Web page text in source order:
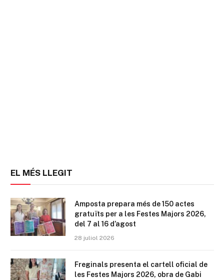
EL MÉS LLEGIT
Amposta prepara més de 150 actes
gratuïts per a les Festes Majors 2026,
del 7 al 16 d’agost
28 juliol 2026
Freginals presenta el cartell oficial de
les Festes Majors 2026, obra de Gabi